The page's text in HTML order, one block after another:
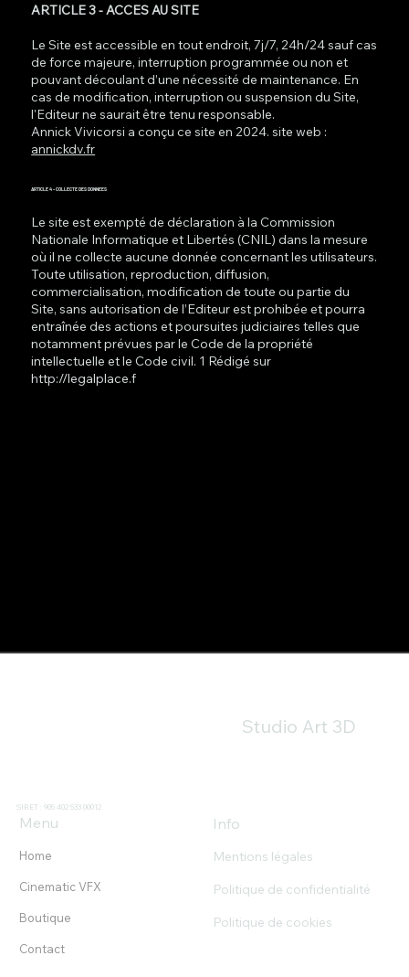
ARTICLE 3 - ACCES AU SITE
Le Site est accessible en tout endroit, 7j/7, 24h/24 sauf cas
de force majeure, interruption programmée ou non et
pouvant découlant d’une nécessité de maintenance. En
cas de modification, interruption ou suspension du Site,
l'Editeur ne saurait être tenu responsable.
Annick Vivicorsi a conçu ce site en 2024. site web :
annickdv.fr
ARTICLE 4 - COLLECTE DES DONNEES
Le site est exempté de déclaration à la Commission
Nationale Informatique et Libertés (CNIL) dans la mesure
où il ne collecte aucune donnée concernant les utilisateurs.
Toute utilisation, reproduction, diffusion,
commercialisation, modification de toute ou partie du
Site, sans autorisation de l’Editeur est prohibée et pourra
entraînée des actions et poursuites judiciaires telles que
notamment prévues par le Code de la propriété
intellectuelle et le Code civil. 1 Rédigé sur
http://legalplace.f
Studio Art 3D
SIRET : 905 402 533 00012
Menu
Home
Cinematic VFX
Boutique
Contact
Info
Mentions légales
Politique de confidentialité
Politique de cookies